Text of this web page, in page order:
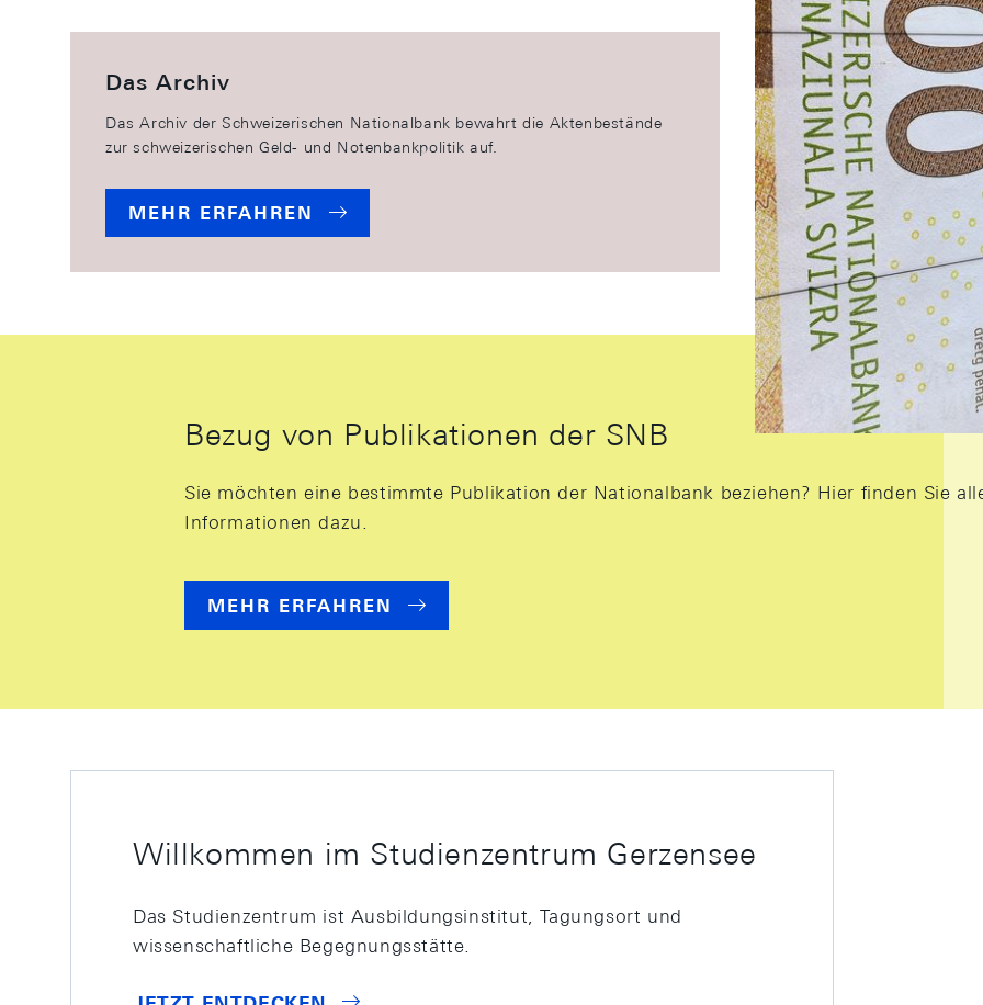
Das Archiv
Das Archiv der Schweizerischen Nationalbank bewahrt die Aktenbestände
zur schweizerischen Geld- und Notenbankpolitik auf.
MEHR ERFAHREN
Die öffentliche
Entdecken Sie Bücher
Bargeld und Bankwesen.
JETZT
Bezug von Publikationen der SNB
Sie möchten eine bestimmte Publikation der Nationalbank beziehen? Hier finden Sie
Informationen dazu.
MEHR ERFAHREN
Willkommen im Studienzentrum Gerzensee
Das Studienzentrum ist Ausbildungsinstitut, Tagungsort und
wissenschaftliche Begegnungsstätte.